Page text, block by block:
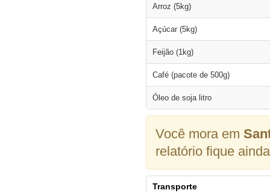
Arroz (5kg)
Açúcar (5kg)
Feijão (1kg)
Café (pacote de 500g)
Óleo de soja litro
Você mora em
relatório fique
Transporte